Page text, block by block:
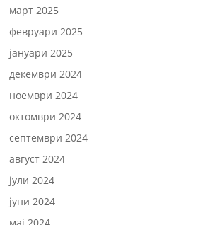
март 2025
февруари 2025
јануари 2025
декември 2024
ноември 2024
октомври 2024
септември 2024
август 2024
јули 2024
јуни 2024